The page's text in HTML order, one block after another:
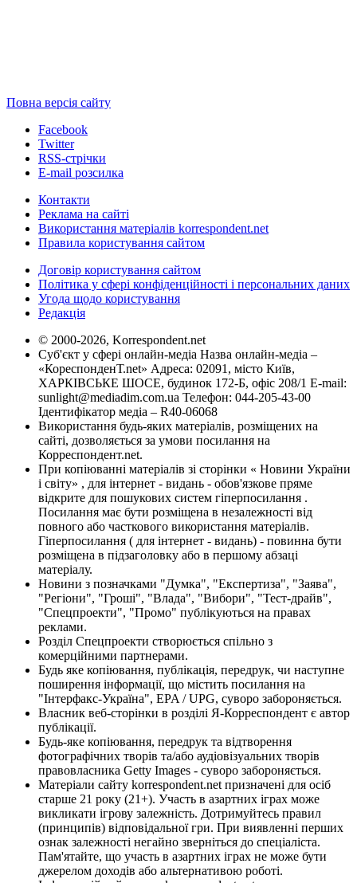
Повна версія сайту
Facebook
Twitter
RSS-стрічки
E-mail розсилка
Контакти
Реклама на сайті
Використання матеріалів korrespondent.net
Правила користування сайтом
Договір користування сайтом
Політика у сфері конфіденційності і персональних даних
Угода щодо користування
Редакція
© 2000-2026, Korrespondent.net
Суб'єкт у сфері онлайн-медіа Назва онлайн-медіа –
«КореспонденТ.net» Адреса: 02091, місто Київ,
ХАРКІВСЬКЕ ШОСЕ, будинок 172-Б, офіс 208/1 E-mail:
sunlight@mediadim.com.ua Телефон: 044-205-43-00
Ідентифікатор медіа – R40-06068
Використання будь-яких матеріалів, розміщених на
сайті, дозволяється за умови посилання на
Корреспондент.net.
При копіюванні матеріалів зі сторінки « Новини України
і світу» , для інтернет - видань - обов'язкове пряме
відкрите для пошукових систем гіперпосилання .
Посилання має бути розміщена в незалежності від
повного або часткового використання матеріалів.
Гіперпосилання ( для інтернет - видань) - повинна бути
розміщена в підзаголовку або в першому абзаці
матеріалу.
Новини з позначками "Думка", "Експертиза", "Заява",
"Регіони", "Гроші", "Влада", "Вибори", "Тест-драйв",
"Спецпроекти", "Промо" публікуються на правах
реклами.
Розділ Спецпроекти створюється спільно з
комерційними партнерами.
Будь яке копіювання, публікація, передрук, чи наступне
поширення інформації, що містить посилання на
"Інтерфакс-Україна", EPA / UPG, суворо забороняється.
Власник веб-сторінки в розділі Я-Корреспондент є автор
публікації.
Будь-яке копіювання, передрук та відтворення
фотографічних творів та/або аудіовізуальних творів
правовласника Getty Images - суворо забороняється.
Матеріали сайту korrespondent.net призначені для осіб
старше 21 року (21+). Участь в азартних іграх може
викликати ігрову залежність. Дотримуйтесь правил
(принципів) відповідальної гри. При виявленні перших
ознак залежності негайно зверніться до спеціаліста.
Пам'ятайте, що участь в азартних іграх не може бути
джерелом доходів або альтернативою роботі.